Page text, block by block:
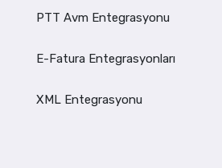
PTT Avm Entegrasyonu
E-Fatura Entegrasyonları
XML Entegrasyonu